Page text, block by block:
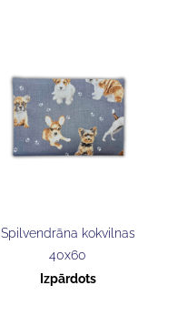
Spilvendrāna kokvilnas
40x60
Izpārdots